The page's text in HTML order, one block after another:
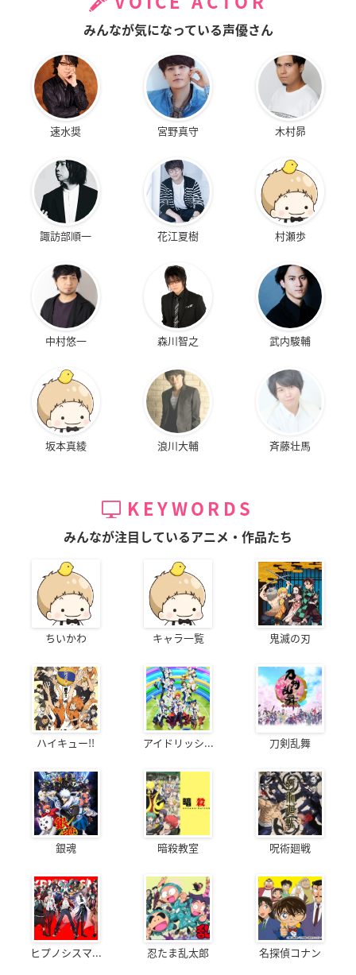
みんなが気になっている声優さん
速水奨 宮野真守 木村昴
諏訪部順一 花江夏樹 村瀬歩
中村悠一 森川智之 武内駿輔
坂本真綾 浪川大輔 斉藤壮馬
KEYWORDS
みんなが注目しているアニメ・作品たち
ちいかわ キャラ一覧 鬼滅の刃
ハイキュー!! アイドリッシ... 刀剣乱舞
銀魂 暗殺教室 呪術廻戦
ヒプノシスマ... 忍たま乱太郎 名探偵コナン